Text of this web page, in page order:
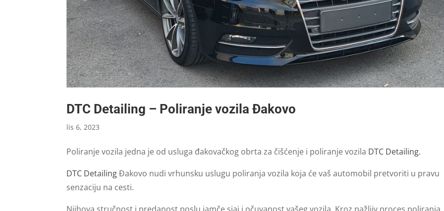
DTC Detailing – Poliranje vozila Đakovo
lis 6, 2023
Poliranje vozila jedna je od usluga đakovačkog obrta za čišćenje i poliranje vozila DTC Detailing.
DTC DetailingĐakovo nudi vrhunsku uslugu poliranja vozila koja će vaš automobil pretvoriti u pravu
senzaciju na cesti.